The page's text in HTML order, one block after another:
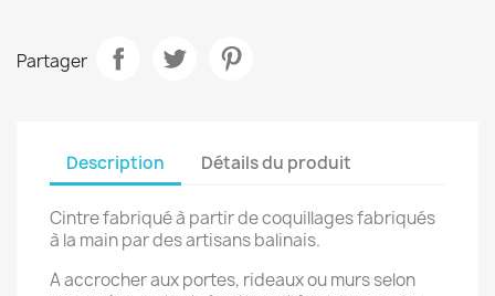
Partager
Description Détails du produit
Cintre fabriqué à partir de coquillages fabriqués
à la main par des artisans balinais.
A accrocher aux portes, rideaux ou murs selon